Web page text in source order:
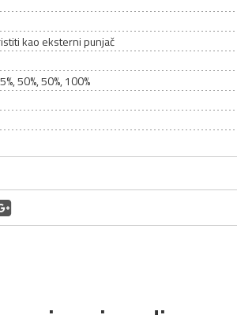
kao eksterni punjač
50%, 50%, 100%